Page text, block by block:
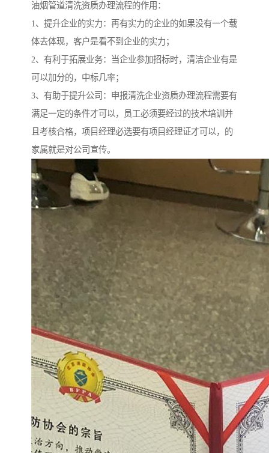
油烟管道清洗资质办理流程的作用：
1、提升企业的实力：再有实力的企业的如果没有一个载
体去体现，客户是看不到企业的实力；
2、有利于拓展业务：当企业参加招标时，清洁企业有是
可以加分的，中标几率；
3、有助于提升公司：申报清洗企业资质办理流程需要有
满足一定的条件才可以，员工必须要经过的技术培训并
且考核合格，项目经理必选要有项目经理证才可以，的
家属就是对公司宣传。